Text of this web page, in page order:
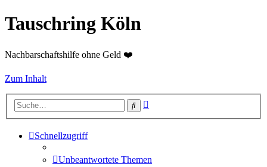
Tauschring Köln
Nachbarschaftshilfe ohne Geld ❤️
Zum Inhalt
Suche
Schnellzugriff
Unbeantwortete Themen